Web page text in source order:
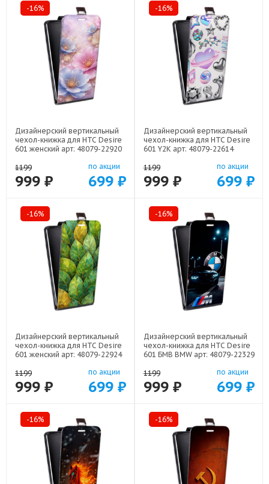
-16%
Дизайнерский вертикальный
чехол-книжка для HTC Desire
601 женский арт: 48079-22920
1199
999 ₽
по акции
699 ₽
-16%
Дизайнерский вертикальный
чехол-книжка для HTC Desire
601 Y2K арт: 48079-22614
1199
999 ₽
по акции
699 ₽
-16%
Дизайнерский вертикальный
чехол-книжка для HTC Desire
601 женский арт: 48079-22924
1199
999 ₽
по акции
699 ₽
-16%
Дизайнерский вертикальный
чехол-книжка для HTC Desire
601 БМВ BMW арт: 48079-22329
1199
999 ₽
по акции
699 ₽
-16% -16%